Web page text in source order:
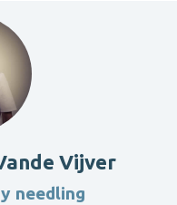
Vijver
needling